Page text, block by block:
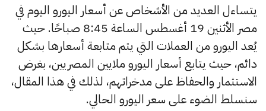
يتساءل العديد من الأشخاص عن أسعار اليورو اليوم في
مصر الأثنين 19 أغسطس الساعة 8:45 صباحًا. حيث
يُعد اليورو من العملات التي يتم متابعة أسعارها بشكل
دائم، حيث يتابع أسعار اليورو ملايين المصريين، بغرض
الاستثمار والحفاظ على مدخراتهم، لذلك في هذا المقال،
سنسلط الضوء على سعر اليورو الحالي.